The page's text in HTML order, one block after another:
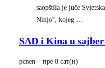
saopštila je juče
Ninjo“, kojeg …
SAD i Kina u
pcnen – ‎пре 8 сат(и)‎